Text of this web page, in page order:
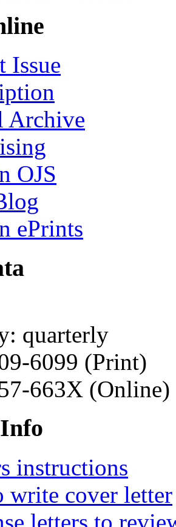
Issue
Archive
OJS
ePrints
quarterly
6099 (Print)
663X (Online)
instructions
write cover letter